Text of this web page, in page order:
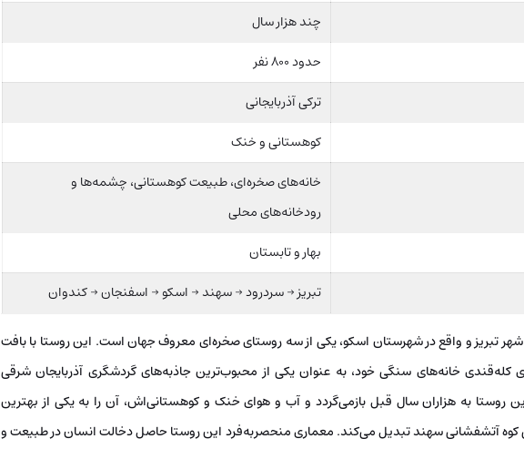
چند هزار سال
حدود ۸۰۰ نفر
ترکی آذربایجانی
کوهستانی و خنک
خانه‌های صخره‌ای، طبیعت کوهستانی، چشمه‌ها و
رودخانه‌های محلی
بهار و تابستان
تبریز → سردرود → سهند → اسکو → اسفنجان → کندوان
تبریز و واقع در شهرستان اسکو، یکی از سه روستای صخره‌ای معروف جهان است. این روستا با بافت
کله‌قندی خانه‌های سنگی خود، به عنوان یکی از محبوب‌ترین جاذبه‌های گردشگری آذربایجان شرقی
به هزاران سال قبل بازمی‌گردد و آب و هوای خنک و کوهستانی‌اش، آن را به یکی از بهترین
کوه آتشفشانی سهند تبدیل می‌کند. معماری منحصربه‌فرد این روستا حاصل دخالت انسان در طبیعت و